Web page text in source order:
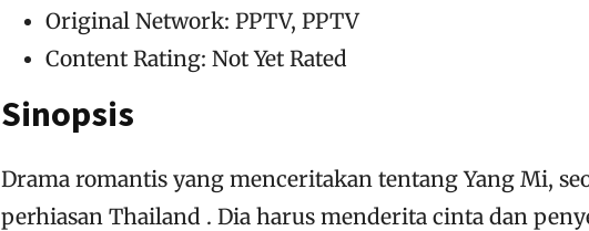
Original Network: PPTV, PPTV
Content Rating: Not Yet Rated
Sinopsis
Drama romantis yang menceritakan tentang Yang Mi,
perhiasan Thailand . Dia harus menderita cinta dan